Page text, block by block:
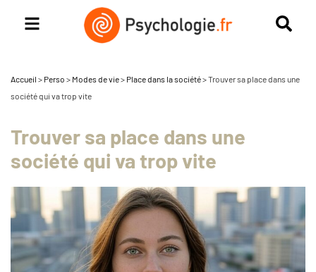
Accueil > Perso > Modes de vie> Place dans la société>Trouver sa place dans une
société qui va trop vite
Trouver sa place dans une
société qui va trop vite